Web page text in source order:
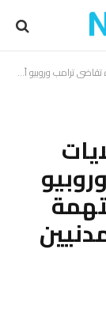
بتهمة تمويل انتهاكات طالت مدنيين في لبنان